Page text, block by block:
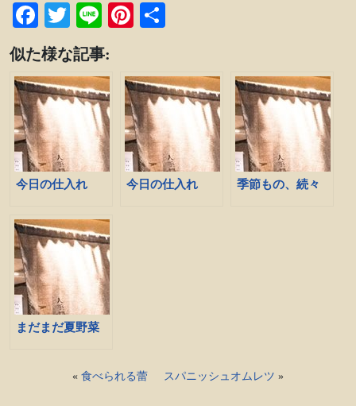
Facebook
TwitterLinePinterest
似た様な記事:
今日の仕入れ 今日の仕入れ 季節もの、続々
まだまだ夏野菜
« 食べられる蕾 スパニッシュオムレツ »